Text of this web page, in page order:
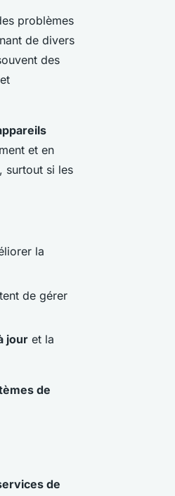
problèmes
de divers
des
et
et en
surtout si les
la
de gérer
jour et la
de
de